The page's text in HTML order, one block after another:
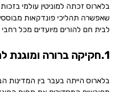
בלארוס זכתה למוניטין עולמי
שאפשרה תהליכי פונדקאות
לבית חם להורים מיועדים מכל
1.חקיקה ברורה ומוגנת להורים המיועדים
בלארוס הייתה בעבר בין המדינות